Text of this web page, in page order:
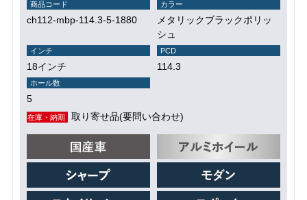
商品コード
ch112-mbp-114.3-5-1880
カラー
メタリックブラックポリッ
シュ
インチ
18インチ
PCD
114.3
ホール数
5
在庫・納期 取り寄せ品(要問い合わせ)